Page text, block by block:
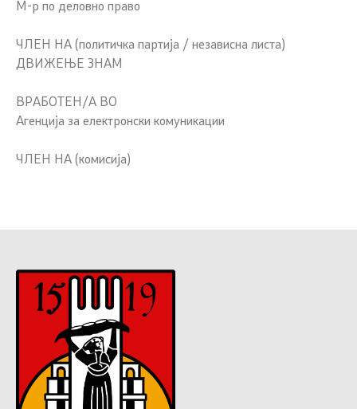
М-р по деловно право
ЧЛЕН НА (политичка партија / независна листа)
ДВИЖЕЊЕ ЗНАМ
ВРАБОТЕН/А ВО
Агенција за електронски комуникации
ЧЛЕН НА (комисија)